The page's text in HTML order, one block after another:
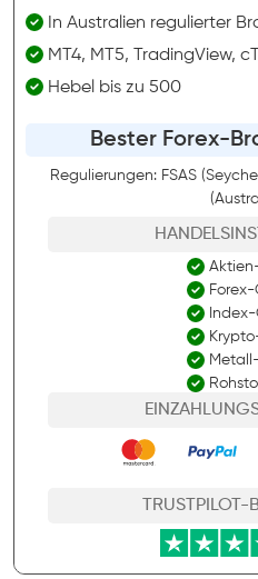
In Australien regulierter
MT4, MT5, TradingView,
Hebel bis zu 500
Bester Forex-
Regulierungen: FSAS
Forex-
Index-